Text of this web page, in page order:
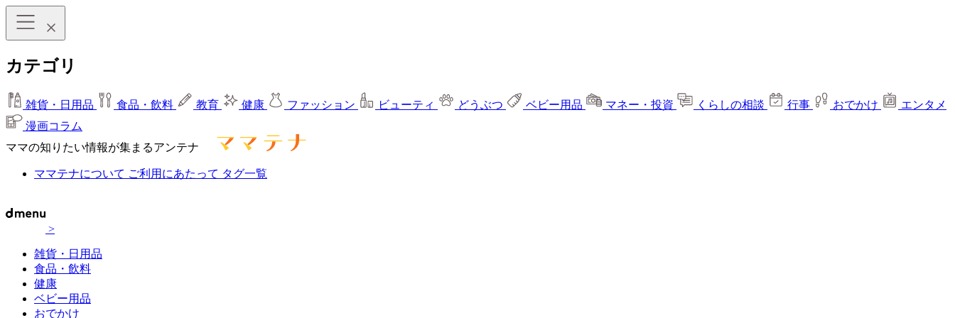
カテゴリ
雑貨・日用品 食品・飲料 教育 健康 ファッション ビューティ どうぶつ ベビー用品 マネー・投資 くらしの相談 行事 おでかけ
エンタメ
漫画コラム
ママの知りたい情報が集まるアンテナ
ママテナについて ご利用にあたって タグ一覧
>
雑貨・日用品
食品・飲料
健康
ベビー用品
おでかけ